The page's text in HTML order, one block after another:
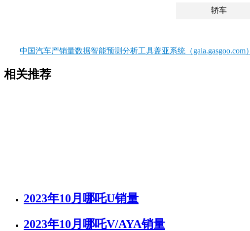
轿车
中国汽车产销量数据智能预测分析工具盖亚系统（gaia.gasgoo.com）
相关推荐
2023年10月哪吒U销量
2023年10月哪吒V/AYA销量